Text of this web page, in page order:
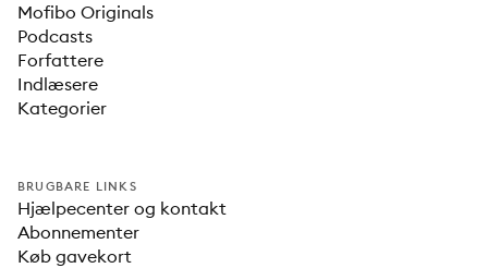
Mofibo Originals
Podcasts
Forfattere
Indlæsere
Kategorier
BRUGBARE LINKS
Hjælpecenter og kontakt
Abonnementer
Køb gavekort